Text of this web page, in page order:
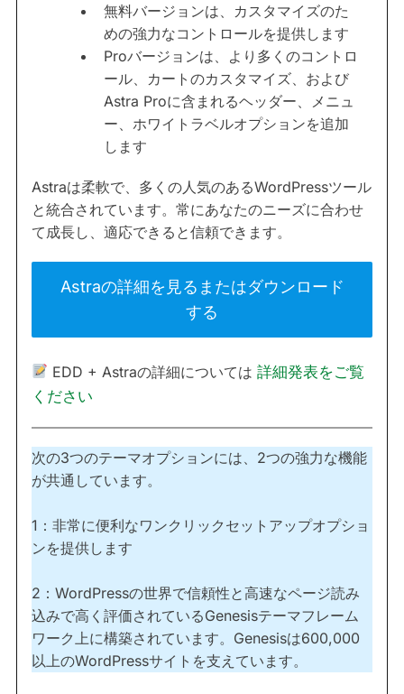
無料バージョンは、カスタマイズのた
めの強力なコントロールを提供します
Proバージョンは、より多くのコントロ
ール、カートのカスタマイズ、および
Astra Proに含まれるヘッダー、メニュ
ー、ホワイトラベルオプションを追加
します
Astraは柔軟で、多くの人気のあるWordPressツール
と統合されています。常にあなたのニーズに合わせ
て成長し、適応できると信頼できます。
Astraの詳細を見るまたはダウンロード
する
EDD + Astraの詳細については詳細発表をご覧
ください
次の3つのテーマオプションには、2つの強力な機能
が共通しています。
1：非常に便利なワンクリックセットアップオプショ
ンを提供します
2：WordPressの世界で信頼性と高速なページ読み
込みで高く評価されているGenesisテーマフレーム
ワーク上に構築されています。Genesisは600,000
以上のWordPressサイトを支えています。